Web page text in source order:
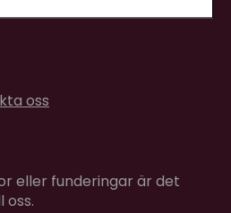
oss
eller funderingar är det
oss.